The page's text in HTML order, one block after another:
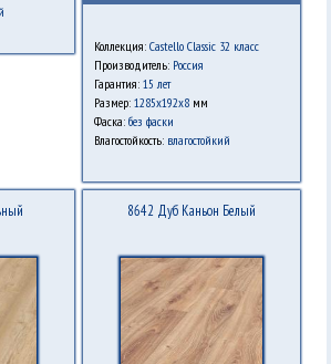
Коллекция: Castello Classic 32 класс
Производитель: Россия
Гарантия: 15 лет
Размер: 1285х192х8мм
Фаска: без фаски
Влагостойкость: влагостойкий
8642 Дуб Каньон Белый